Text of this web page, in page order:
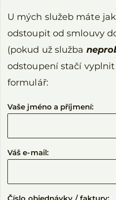
U mých služeb máte
odstoupit od smlouvy
(pokud už služba
odstoupení stačí
formulář:
Vaše jméno a příjmení:
Váš e-mail: